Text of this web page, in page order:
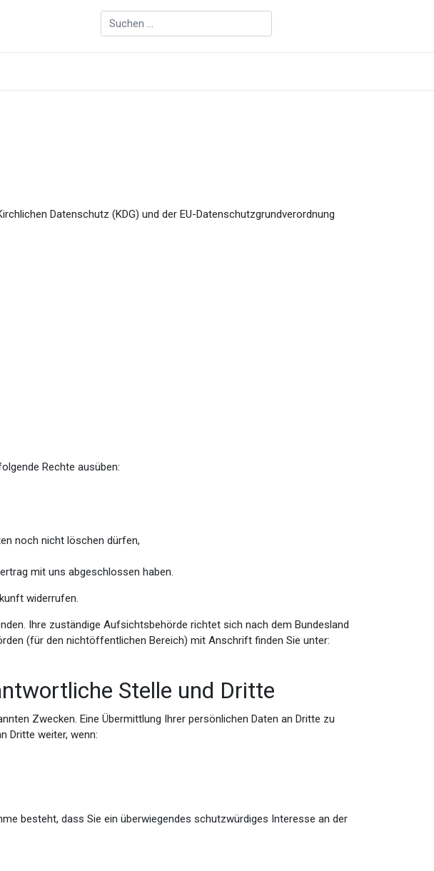
Datenschutz (KDG) und der EU-Datenschutzgrundverordnung
Rechte ausüben:
noch nicht löschen dürfen,
mit uns abgeschlossen haben.
widerrufen.
Ihre zuständige Aufsichtsbehörde richtet sich nach dem Bundesland
(für den nichtöffentlichen Bereich) mit Anschrift finden Sie unter:
Stelle und Dritte
Zwecken. Eine Übermittlung Ihrer persönlichen Daten an Dritte zu
Dritte weiter, wenn:
besteht, dass Sie ein überwiegendes schutzwürdiges Interesse an der